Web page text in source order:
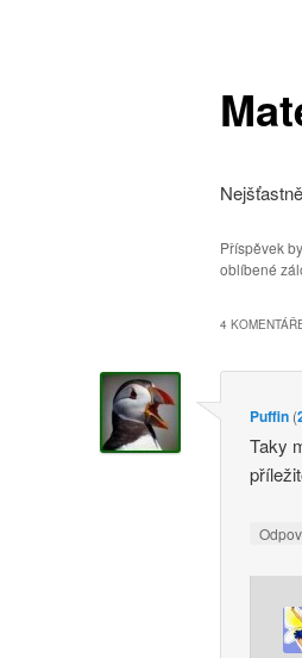
Příspěvek
oblíbené
4
Puffin (
Taky